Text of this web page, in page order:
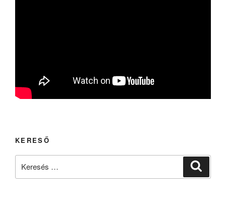
KERESŐ